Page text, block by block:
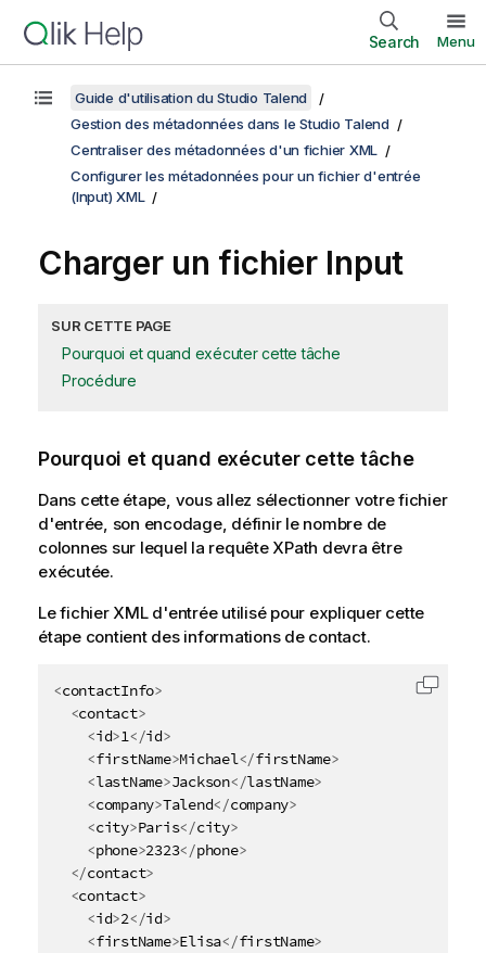
Search Menu
Guide d'utilisation du Studio Talend
Gestion des métadonnées dans le Studio Talend
Centraliser des métadonnées d'un fichier XML
Configurer les métadonnées pour un fichier d'entrée
(Input) XML
Charger un fichier Input
SUR CETTE PAGE
Pourquoi et quand exécuter cette tâche
Procédure
Pourquoi et quand exécuter cette tâche
Dans cette étape, vous allez sélectionner votre fichier
d'entrée, son encodage, définir le nombre de
colonnes sur lequel la requête XPath devra être
exécutée.
Le fichier XML d'entrée utilisé pour expliquer cette
étape contient des informations de contact.
<contactInfo>
<contact>
<id>1</id>
<firstName>Michael</firstName>
<lastName>Jackson</lastName>
<company>Talend</company>
<city>Paris</city>
<phone>2323</phone>
</contact>
<contact>
<id>2</id>
<firstName>Elisa</firstName>
Copier